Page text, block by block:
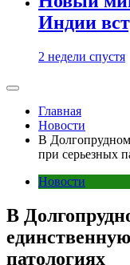
Индии
2 недели спустя
Главная
Новости
В
при серьезных
Новости
В
патологиях